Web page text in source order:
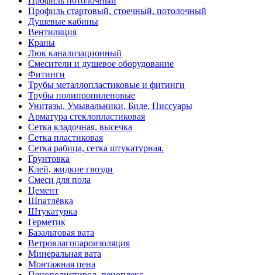
Профиль стартовый, стоечный, потолочный
Душевые кабины
Вентиляция
Краны
Люк канализационный
Смесители и душевое оборудование
Фитинги
Трубы металлопластиковые и фитинги
Трубы полипропиленовые
Унитазы, Умывальники, Биде, Писсуары
Арматура стеклопластиковая
Сетка кладочная, высечка
Сетка пластиковая
Сетка рабица, сетка штукатурная.
Грунтовка
Клей, жидкие гвозди
Смеси для пола
Цемент
Шпатлёвка
Штукатурка
Герметик
Базальтовая вата
Ветровлагопароизоляция
Минеральная вата
Монтажная пена